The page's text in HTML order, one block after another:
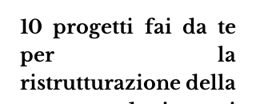
10 progetti fai da te
per la
ristrutturazione della